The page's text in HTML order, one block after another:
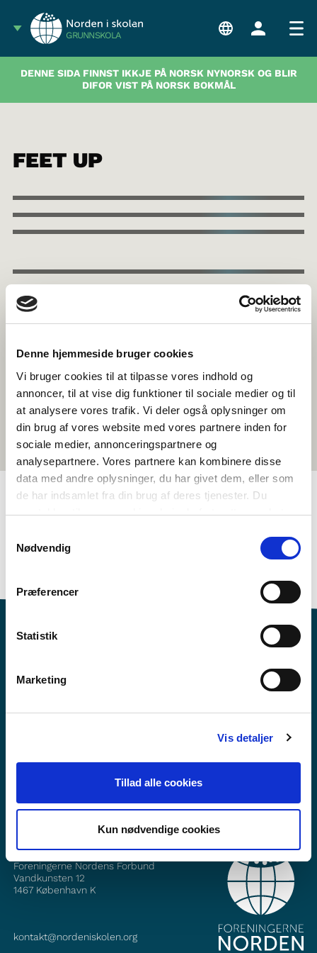
Denne hjemmeside bruger cookies
Vi bruger cookies til at tilpasse vores indhold og
annoncer, til at vise dig funktioner til sociale medier og til
at analysere vores trafik. Vi deler også oplysninger om
din brug af vores website med vores partnere inden for
sociale medier, annonceringspartnere og
analysepartnere. Vores partnere kan kombinere disse
data med andre oplysninger, du har givet dem, eller som
de har indsamlet fra din brug af deres tjenester. Du
samtykker til vores cookies, hvis du fortsætter med at
Nødvendig
Præferencer
Statistik
Marketing
Vis detaljer
Tillad alle cookies
Kun nødvendige cookies
GRUNNSKOLA
DENNE SIDA FINNST IKKJE PÅ NORSK NYNORSK OG BLIR
DIFOR VIST PÅ NORSK BOKMÅL
TAGS
4.-5. klasse
Finsk
FEET UP
Følg oss på Instagram
KONTAKT
Foreningerne Nordens Forbund
Vandkunsten 12
1467 København K
kontakt@nordeniskolen.org